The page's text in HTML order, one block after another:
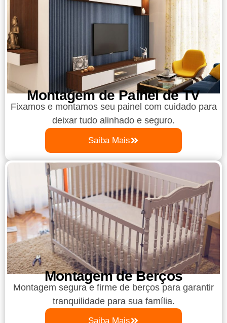
Montagem de Painel de TV
Fixamos e montamos seu painel com cuidado para
deixar tudo alinhado e seguro.
Saiba Mais
Montagem de Berços
Montagem segura e firme de berços para garantir
tranquilidade para sua família.
Saiba Mais